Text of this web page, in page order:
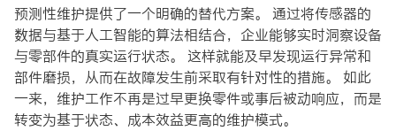
预测性维护提供了一个明确的替代方案。 通过将传感器的
数据与基于人工智能的算法相结合，企业能够实时洞察设备
与零部件的真实运行状态。 这样就能及早发现运行异常和
部件磨损，从而在故障发生前采取有针对性的措施。 如此
一来，维护工作不再是过早更换零件或事后被动响应，而是
转变为基于状态、成本效益更高的维护模式。